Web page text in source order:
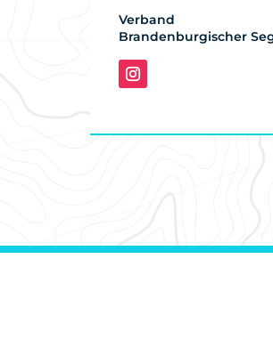
Verband
Brandenburgischer